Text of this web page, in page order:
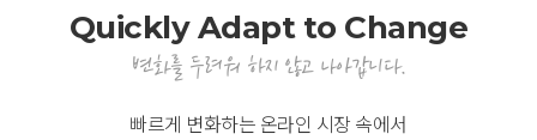
Quickly Adapt to Change
변화를 두려워 하지 않고 나아갑니다.
빠르게 변화하는 온라인 시장 속에서